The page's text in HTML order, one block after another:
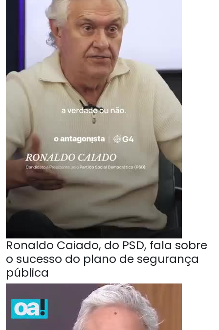
Ronaldo Caiado, do PSD, fala sobre
o sucesso do plano de segurança
pública